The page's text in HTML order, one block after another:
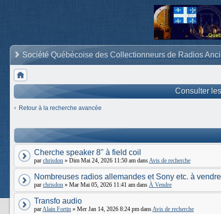
Société Québécoise des Collectionneurs de Radios
Consulter
Retour à la recherche avancée
Cherche speaker 8" à field coil
par chrisdon » Dim Mai 24, 2026 11:50 am dansAvis de recherche
Nombreuses radios allemandes et Sony etc. à vendre
par chrisdon » Mar Mai 05, 2026 11:41 am dans À Vendre
Transfo audio
parAlain Fortin » Mer Jan 14, 2026 8:24 pm dansAvis de recherche